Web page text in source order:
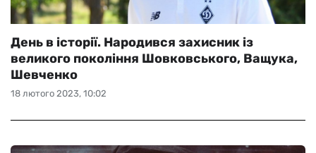
18 лютого 2023, 10:02
День в історії. Народився захисник із
великого покоління Шовковського, Ващука,
Шевченко